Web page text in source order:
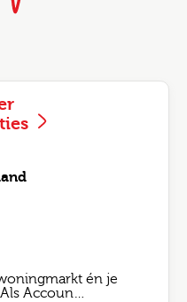
én je
Accoun…